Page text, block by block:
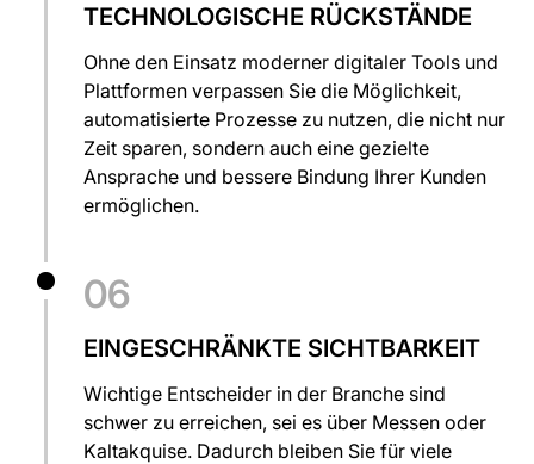
TECHNOLOGISCHE RÜCKSTÄNDE
Ohne den Einsatz moderner digitaler Tools und
Plattformen verpassen Sie die Möglichkeit,
automatisierte Prozesse zu nutzen, die nicht nur
Zeit sparen, sondern auch eine gezielte
Ansprache und bessere Bindung Ihrer Kunden
ermöglichen.
06
EINGESCHRÄNKTE SICHTBARKEIT
Wichtige Entscheider in der Branche sind
schwer zu erreichen, sei es über Messen oder
Kaltakquise. Dadurch bleiben Sie für viele